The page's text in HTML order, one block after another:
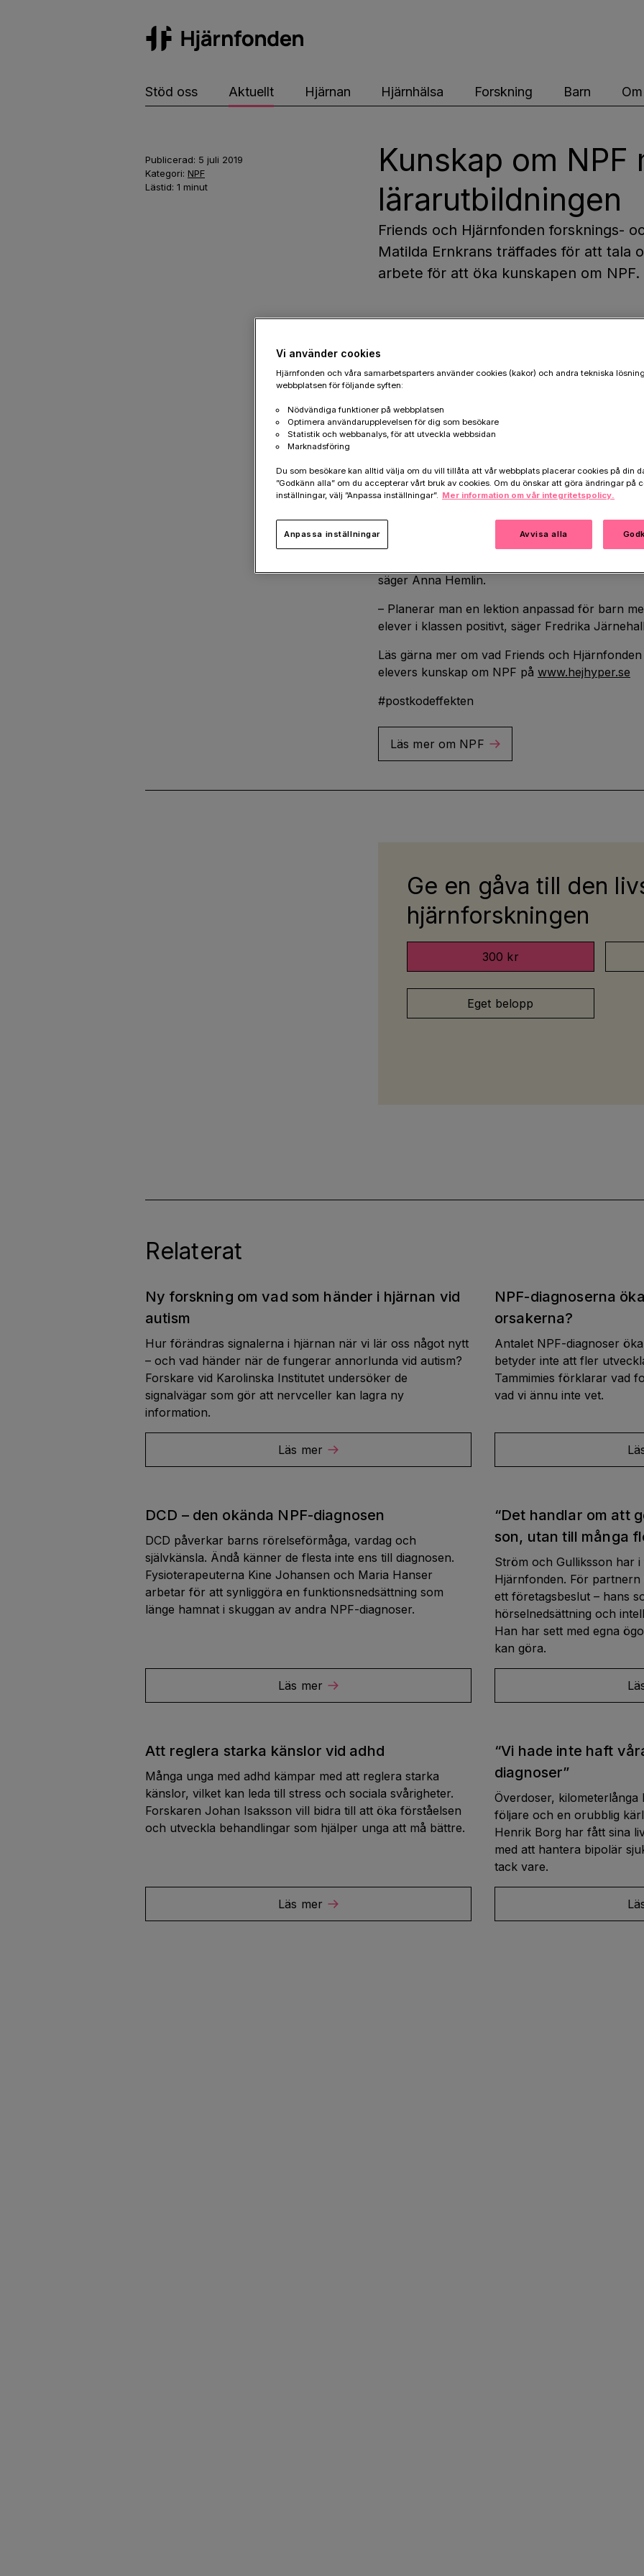
Stöd oss Aktuellt Hjärnan Hjärnhälsa Forskning Barn
Publicerad: 5 juli 2019
Kategori: NPF
Lästid: 1 minut
Kunskap om NPF
lärarutbildningen
Friends och Hjärnfonden forsknings-
Matilda Ernkrans träffades för att tala
arbete för att öka kunskapen om
I dag träffade Fredrika Järnehall, utbildningschef
generalsekreterare på Hjärnfonden (th) forsknings- och
– Lärare ska alltid agera och lära ut på ett sätt
och autism, säger Anna Hemlin,
I varje svensk skolklass finns två till tre elever
funktionsnedsättningar (NPF). Barn med NPF
mobbning, ha hög frånvaro i skolan och få
att skolans stöd behöver stärkas för dessa
inkludera kunskap om NPF i den ordinarie
– Vårt syfte är att stärka
kunskap om NPF nu när lärarutbildningen ska
Dessutom behöver självklart alla lärare
säger Anna Hemlin.
– Planerar man en lektion anpassad för barn
elever i klassen positivt, säger Fredrika
Läs gärna mer om vad Friends och
elevers kunskap om NPF på www.hejhyper.se
#postkodeffekten
Läs mer om NPF
Ge en gåva till den
hjärnforskningen
300 kr
Eget belopp
Relaterat
Ny forskning om vad som händer i hjärnan vid
autism
Hur förändras signalerna i hjärnan när vi lär oss något nytt
– och vad händer när de fungerar annorlunda vid autism?
Forskare vid Karolinska Institutet undersöker de
signalvägar som gör att nervceller kan lagra ny
information.
Läs mer
NPF-diagnoserna
orsakerna?
Antalet NPF-diagnoser
betyder inte att fler
Tammimies förklarar vad
vad vi ännu inte vet.
DCD – den okända NPF-diagnosen
DCD påverkar barns rörelseförmåga, vardag och
självkänsla. Ändå känner de flesta inte ens till diagnosen.
Fysioterapeuterna Kine Johansen och Maria Hanser
arbetar för att synliggöra en funktionsnedsättning som
länge hamnat i skuggan av andra NPF-diagnoser.
Läs mer
“Det handlar om att
son, utan till många
Ström och Gulliksson har
Hjärnfonden. För
ett företagsbeslut – hans
hörselnedsättning och
Han har sett med egna
kan göra.
Att reglera starka känslor vid adhd
Många unga med adhd kämpar med att reglera starka
känslor, vilket kan leda till stress och sociala svårigheter.
Forskaren Johan Isaksson vill bidra till att öka förståelsen
och utveckla behandlingar som hjälper unga att må bättre.
Läs mer
“Vi hade inte haft
diagnoser”
Överdoser,
följare och en orubblig
Henrik Borg har fått sina
med att hantera bipolär
tack vare.
Vi använder cookies
Hjärnfonden och våra samarbetsparters använder cookies (kakor) och andra tekniska
webbplatsen för följande syften:
Nödvändiga funktioner på webbplatsen
Optimera användarupplevelsen för dig som besökare
Statistik och webbanalys, för att utveckla webbsidan
Marknadsföring
Du som besökare kan alltid välja om du vill tillåta att vår webbplats placerar cookies på din
”Godkänn alla” om du accepterar vårt bruk av cookies. Om du önskar att göra ändringar på
inställningar, välj ”Anpassa inställningar”. Mer information om vår integritetspolicy.
Avvisa alla
Anpassa inställningar